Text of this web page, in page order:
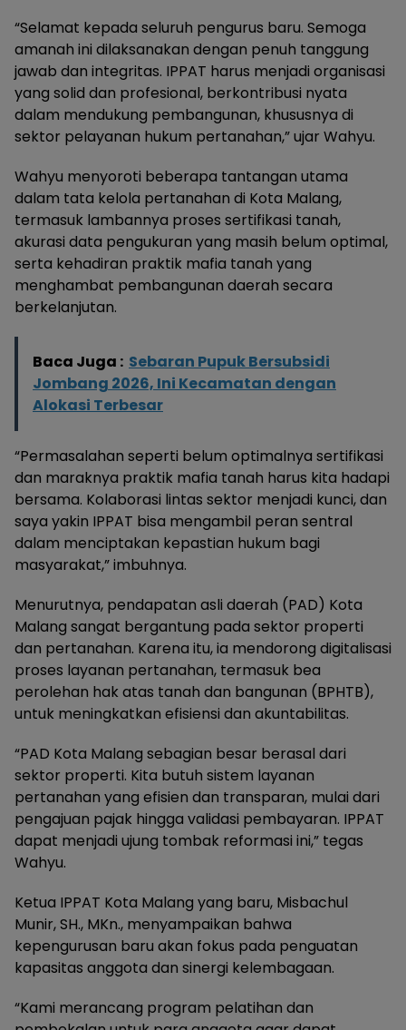
“Selamat kepada seluruh pengurus baru. Semoga
amanah ini dilaksanakan dengan penuh tanggung
jawab dan integritas. IPPAT harus menjadi organisasi
yang solid dan profesional, berkontribusi nyata
dalam mendukung pembangunan, khususnya di
sektor pelayanan hukum pertanahan,” ujar Wahyu.
Wahyu menyoroti beberapa tantangan utama
dalam tata kelola pertanahan di Kota Malang,
termasuk lambannya proses sertifikasi tanah,
akurasi data pengukuran yang masih belum optimal,
serta kehadiran praktik mafia tanah yang
menghambat pembangunan daerah secara
berkelanjutan.
Baca Juga : Sebaran Pupuk Bersubsidi
Jombang 2026, Ini Kecamatan dengan
Alokasi Terbesar
“Permasalahan seperti belum optimalnya sertifikasi
dan maraknya praktik mafia tanah harus kita hadapi
bersama. Kolaborasi lintas sektor menjadi kunci, dan
saya yakin IPPAT bisa mengambil peran sentral
dalam menciptakan kepastian hukum bagi
masyarakat,” imbuhnya.
Menurutnya, pendapatan asli daerah (PAD) Kota
Malang sangat bergantung pada sektor properti
dan pertanahan. Karena itu, ia mendorong digitalisasi
proses layanan pertanahan, termasuk bea
perolehan hak atas tanah dan bangunan (BPHTB),
untuk meningkatkan efisiensi dan akuntabilitas.
“PAD Kota Malang sebagian besar berasal dari
sektor properti. Kita butuh sistem layanan
pertanahan yang efisien dan transparan, mulai dari
pengajuan pajak hingga validasi pembayaran. IPPAT
dapat menjadi ujung tombak reformasi ini,” tegas
Wahyu.
Ketua IPPAT Kota Malang yang baru, Misbachul
Munir, SH., MKn., menyampaikan bahwa
kepengurusan baru akan fokus pada penguatan
kapasitas anggota dan sinergi kelembagaan.
“Kami merancang program pelatihan dan